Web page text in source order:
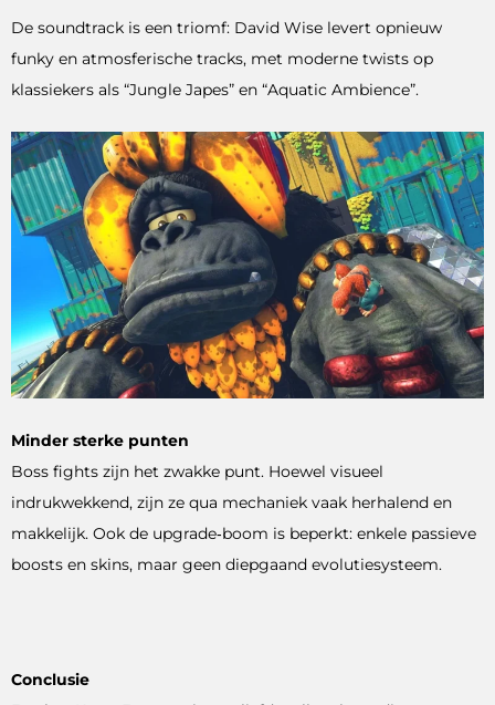
De soundtrack is een triomf: David Wise levert opnieuw
funky en atmosferische tracks, met moderne twists op
klassiekers als “Jungle Japes” en “Aquatic Ambience”.
Minder sterke punten
Boss fights zijn het zwakke punt. Hoewel visueel
indrukwekkend, zijn ze qua mechaniek vaak herhalend en
makkelijk. Ook de upgrade‑boom is beperkt: enkele passieve
boosts en skins, maar geen diepgaand evolutiesysteem.
Conclusie